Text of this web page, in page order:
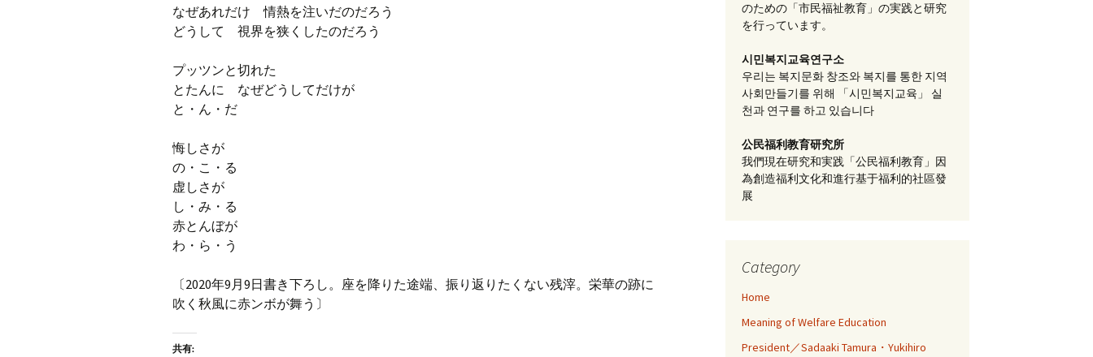
なぜあれだけ 情熱を注いだのだろう
どうして 視界を狭くしたのだろう
プッツンと切れた
とたんに なぜどうしてだけが
と・ん・だ
悔しさが
の・こ・る
虚しさが
し・み・る
赤とんぼが
わ・ら・う
〔2020年9月9日書き下ろし。座を降りた途端、振り返りたくない残滓。栄華の跡に
吹く秋風に赤ンボが舞う〕
共有:
のための「市民福祉教育」の実践と研究
を行っています。
시민복지교육연구소
우리는 복지문화 창조와 복지를 통한 지역
사회만들기를 위해 「시민복지교육」 실
천과 연구를 하고 있습니다
公民福利教育研究所
我們現在研究和実践「公民福利教育」因
為創造福利文化和進行基于福利的社區發
展
Category
Home
Meaning of Welfare Education
President／Sadaaki Tamura・Yukihiro